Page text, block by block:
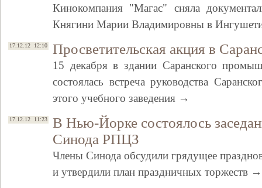
Кинокомпания "Магас" сняла
Княгини Марии Владимировны в
17.12.12 12:10 Просветительская акция в
15 декабря в здании Саранского
состоялась встреча руководства
этого учебного заведения →
17.12.12 11:23
В Нью-Йорке состоялось
Синода РПЦЗ
Члены Синода обсудили грядущее
и утвердили план праздничных торжеств →